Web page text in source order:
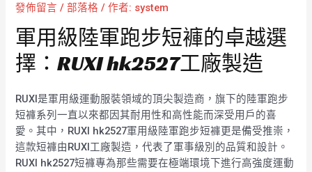
發佈留言 /部落格 / 作者: system
軍用級陸軍跑步短褲的卓越選
擇：RUXI hk2527工廠製造
RUXI是軍用級運動服裝領域的頂尖製造商，旗下的陸軍跑步
短褲系列一直以來都因其耐用性和高性能而深受用戶的喜
愛。其中，RUXI hk2527軍用級陸軍跑步短褲更是備受推崇，
這款短褲由RUXI工廠製造，代表了軍事級別的品質和設計。
RUXI hk2527短褲專為那些需要在極端環境下進行高強度運動